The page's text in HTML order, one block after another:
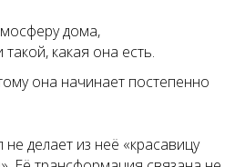
дома,
какая она есть.
она начинает постепенно
делает из неё «красавицу